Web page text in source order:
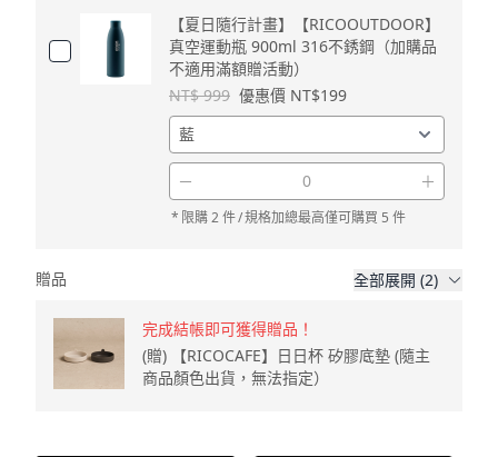
【夏日隨行計畫】【RICOOUTDOOR】
真空運動瓶 900ml 316不銹鋼（加購品
不適用滿額贈活動）
NT$ 999 優惠價 NT$199
－ ＋
* 限購 2 件/規格加總最高僅可購買 5 件
贈品 全部展開 (2)
完成結帳即可獲得贈品！
(贈) 【RICOCAFE】日日杯 矽膠底墊 (隨主
商品顏色出貨，無法指定）